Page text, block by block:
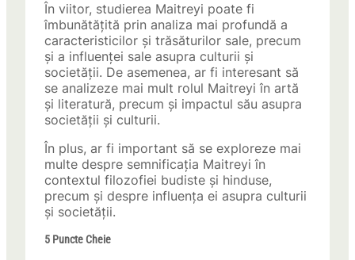
În viitor, studierea Maitreyi poate fi
îmbunătățită prin analiza mai profundă a
caracteristicilor și trăsăturilor sale, precum
și a influenței sale asupra culturii și
societății. De asemenea, ar fi interesant să
se analizeze mai mult rolul Maitreyi în artă
și literatură, precum și impactul său asupra
societății și culturii.
În plus, ar fi important să se exploreze mai
multe despre semnificația Maitreyi în
contextul filozofiei budiste și hinduse,
precum și despre influența ei asupra culturii
și societății.
5 Puncte Cheie